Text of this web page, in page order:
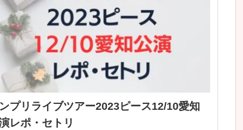
プリライブツアー2023ピース12/10愛知
レポ・セトリ